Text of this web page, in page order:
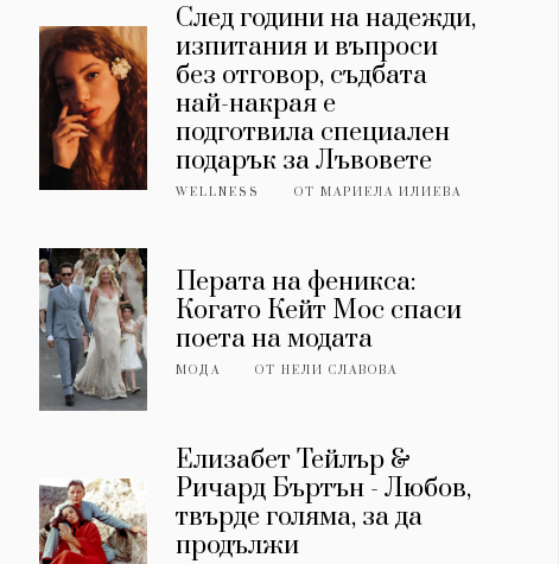
След години на надежди,
изпитания и въпроси
без отговор, съдбата
най-накрая е
подготвила специален
подарък за Лъвовете
WELLNESS ОТМАРИЕЛА ИЛИЕВА
Перата на феникса:
Когато Кейт Мос спаси
поета на модата
МОДА ОТНЕЛИ СЛАВОВА
Елизабет Тейлър &
Ричард Бъртън - Любов,
твърде голяма, за да
продължи